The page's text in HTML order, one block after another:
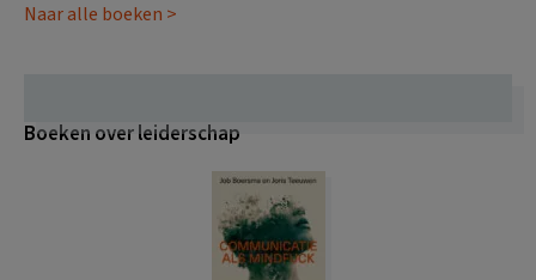
Naar alle boeken >
Boeken over leiderschap